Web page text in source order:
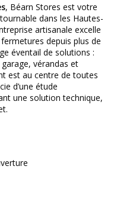
, Béarn Stores est votre
dans les Hautes-
artisanale excelle
depuis plus de
éventail de solutions :
vérandas et
est au centre de toutes
d’une étude
une solution technique,